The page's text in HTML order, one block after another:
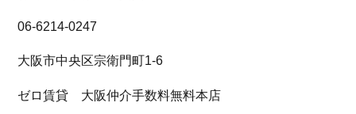
06-6214-0247
大阪市中央区宗衛門町1-6
ゼロ賃貸 大阪仲介手数料無料本店